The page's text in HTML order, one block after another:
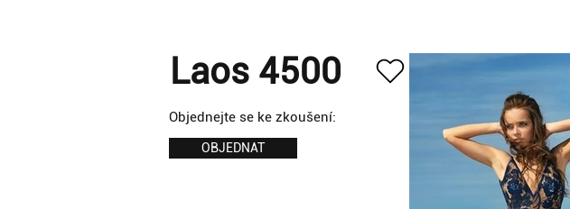
Laos 4500
Objednejte se ke zkoušení:
OBJEDNAT